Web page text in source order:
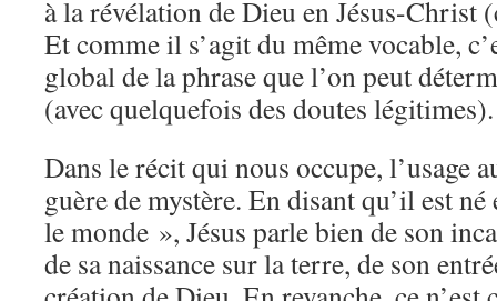
à la révélation de Dieu en Jésus-Christ
Et comme il s’agit du même vocable,
global de la phrase que l’on peut
(avec quelquefois des doutes légitimes).
Dans le récit qui nous occupe, l’usage
guère de mystère. En disant qu’il est
le monde », Jésus parle bien de son
de sa naissance sur la terre, de son